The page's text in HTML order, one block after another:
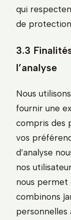
qui
de
3.3
l’analyse
Nous
fournir une
compris des
vos
d’analyse
nos
nous permet
combinons
personnelles